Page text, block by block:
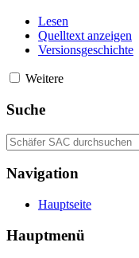
Lesen
Quelltext anzeigen
Versionsgeschichte
Weitere
Suche
Navigation
Hauptseite
Hauptmenü